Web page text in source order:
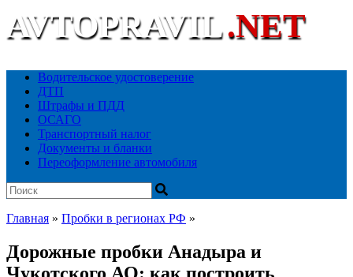
AVTOPRAVIL.NET
Водительское удостоверение
ДТП
Штрафы и ПДД
ОСАГО
Транспортный налог
Документы и бланки
Переоформление автомобиля
Главная » Пробки в регионах РФ »
Дорожные пробки Анадыра и